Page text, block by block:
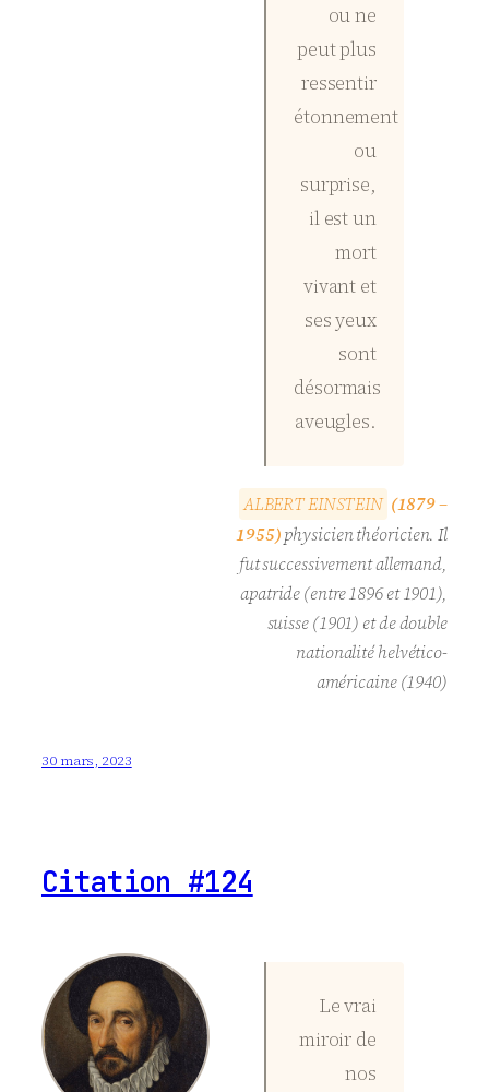
ou ne
peut plus
ressentir
étonnement
ou
surprise,
il est un
mort
vivant et
ses yeux
sont
désormais
aveugles.
ALBERTEINSTEIN (1879 –
1955)physicien théoricien. Il
fut successivement allemand,
apatride (entre 1896 et 1901),
suisse (1901) et de double
nationalité helvético-
américaine (1940)
30 mars, 2023
Citation #124
Le vrai
miroir de
nos